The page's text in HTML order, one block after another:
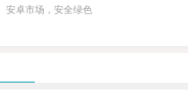
安卓市场，安全绿色